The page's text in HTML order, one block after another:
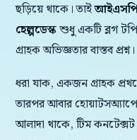
ছড়িয়ে থাকে। তাইআইএসপি
হেল্পডেস্কশুধু একটি ব্লগ
গ্রাহক অভিজ্ঞতার বাস্তব প্রশ্ন।
ধরা যাক, একজন গ্রাহক
তারপর আবার হোয়াটসঅ্যাপে
আলাদা থাকে, টিম